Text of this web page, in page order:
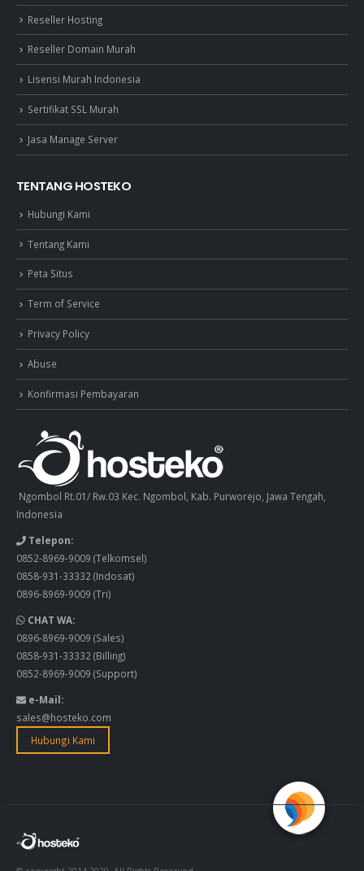
Reseller Hosting
Reseller Domain Murah
Lisensi Murah Indonesia
Sertifikat SSL Murah
Jasa Manage Server
TENTANG HOSTEKO
Hubungi Kami
Tentang Kami
Peta Situs
Term of Service
Privacy Policy
Abuse
Konfirmasi Pembayaran
Ngombol Rt.01/ Rw.03 Kec. Ngombol, Kab. Purworejo, Jawa Tengah,
Indonesia
Telepon:
0852-8969-9009 (Telkomsel)
0858-931-33332 (Indosat)
0896-8969-9009 (Tri)
CHAT WA:
0896-8969-9009 (Sales)
0858-931-33332 (Billing)
0852-8969-9009 (Support)
e-Mail:
sales@hosteko.com
Hubungi Kami